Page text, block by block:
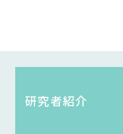
研究者紹介